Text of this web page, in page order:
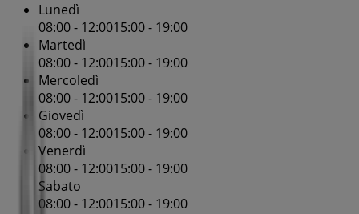
Lunedì
08:00 - 12:0015:00 - 19:00
Martedì
08:00 - 12:0015:00 - 19:00
Mercoledì
08:00 - 12:0015:00 - 19:00
Giovedì
08:00 - 12:0015:00 - 19:00
Venerdì
08:00 - 12:0015:00 - 19:00
Sabato
08:00 - 12:0015:00 - 19:00